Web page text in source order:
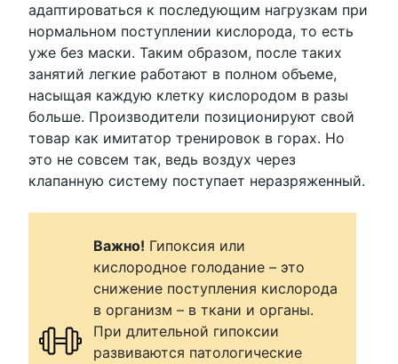
адаптироваться к последующим нагрузкам при
нормальном поступлении кислорода, то есть
уже без маски. Таким образом, после таких
занятий легкие работают в полном объеме,
насыщая каждую клетку кислородом в разы
больше. Производители позиционируют свой
товар как имитатор тренировок в горах. Но
это не совсем так, ведь воздух через
клапанную систему поступает неразряженный.
Важно! Гипоксия или
кислородное голодание – это
снижение поступления кислорода
в организм – в ткани и органы.
При длительной гипоксии
развиваются патологические